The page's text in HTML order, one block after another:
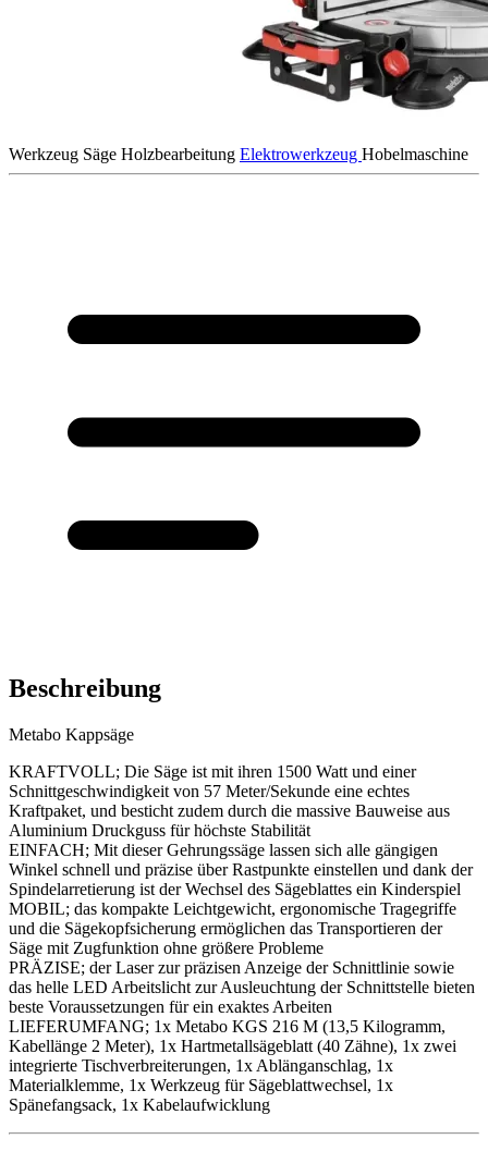
Werkzeug Säge Holzbearbeitung Elektrowerkzeug Hobelmaschine
Beschreibung
Metabo Kappsäge
KRAFTVOLL; Die Säge ist mit ihren 1500 Watt und einer
Schnittgeschwindigkeit von 57 Meter/Sekunde eine echtes
Kraftpaket, und besticht zudem durch die massive Bauweise aus
Aluminium Druckguss für höchste Stabilität
EINFACH; Mit dieser Gehrungssäge lassen sich alle gängigen
Winkel schnell und präzise über Rastpunkte einstellen und dank der
Spindelarretierung ist der Wechsel des Sägeblattes ein Kinderspiel
MOBIL; das kompakte Leichtgewicht, ergonomische Tragegriffe
und die Sägekopfsicherung ermöglichen das Transportieren der
Säge mit Zugfunktion ohne größere Probleme
PRÄZISE; der Laser zur präzisen Anzeige der Schnittlinie sowie
das helle LED Arbeitslicht zur Ausleuchtung der Schnittstelle bieten
beste Voraussetzungen für ein exaktes Arbeiten
LIEFERUMFANG; 1x Metabo KGS 216 M (13,5 Kilogramm,
Kabellänge 2 Meter), 1x Hartmetallsägeblatt (40 Zähne), 1x zwei
integrierte Tischverbreiterungen, 1x Ablänganschlag, 1x
Materialklemme, 1x Werkzeug für Sägeblattwechsel, 1x
Spänefangsack, 1x Kabelaufwicklung